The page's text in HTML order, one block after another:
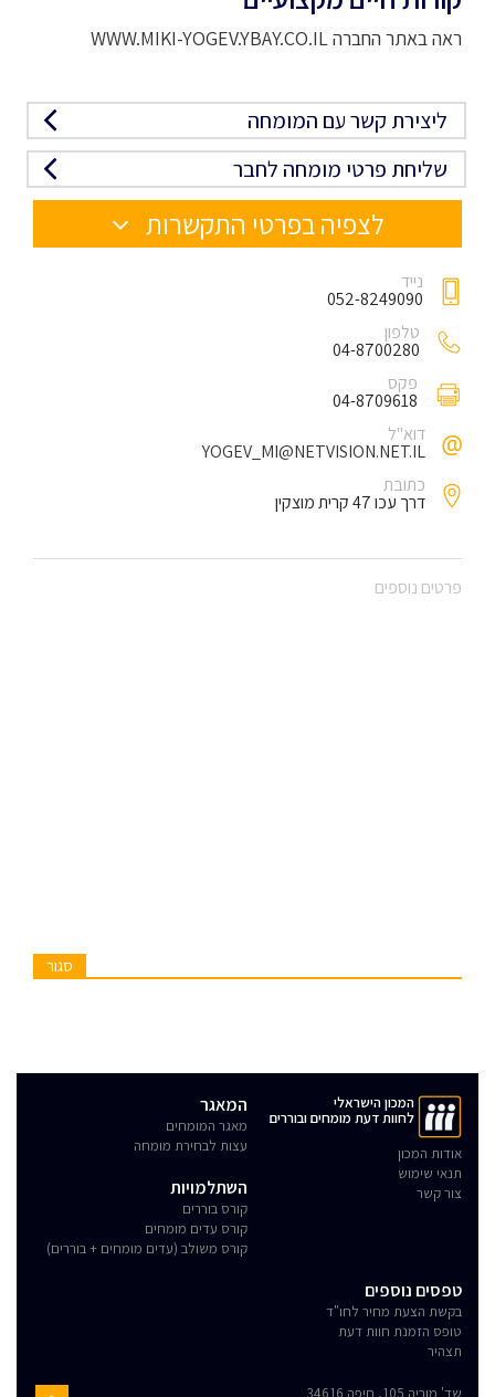
ראה באתר החברה WWW.MIKI-YOGEV.YBAY.CO.IL
ליצירת קשר עם המומחה
שליחת פרטי מומחה לחבר
לצפיה בפרטי התקשרות
נייד
052-8249090
טלפון
04-8700280
פקס
04-8709618
דוא"ל
YOGEV_MI@NETVISION.NET.IL
כתובת
דרך עכו 47 קרית מוצקין
פרטים נוספים
סגור
המכון הישראלי
לחוות דעת מומחים ובוררים
אודות המכון
תנאי שימוש
צור קשר
המאגר
מאגר המומחים
עצות לבחירת מומחה
השתלמויות
קורס בוררים
קורס עדים מומחים
קורס משולב (עדים מומחים + בוררים)
טפסים נוספים
בקשת הצעת מחיר לחו"ד
טופס הזמנת חוות דעת
תצהיר
שד' מוריה 105, חיפה 34616